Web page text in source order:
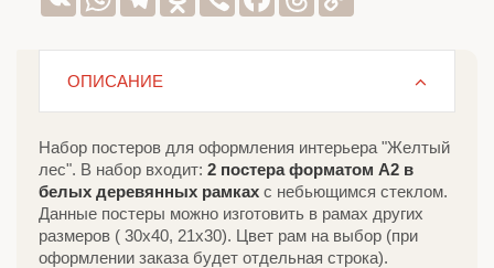
ОПИСАНИЕ
Набор постеров для оформления интерьера "Желтый
лес". В набор входит: 2 постера форматом А2 в
белых деревянных рамках с небьющимся стеклом.
Данные постеры можно изготовить в рамах других
размеров ( 30х40, 21х30). Цвет рам на выбор (при
оформлении заказа будет отдельная строка).